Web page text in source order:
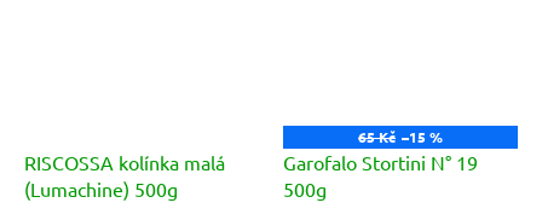
RISCOSSA kolínka malá
(Lumachine) 500g
65 Kč –15 %
Garofalo Stortini N° 19
500g